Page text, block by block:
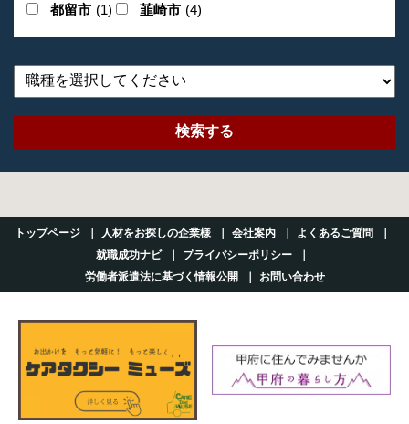
都留市 (1) 韮崎市 (4)
トップページ 人材をお探しの企業様 会社案内
よくあるご質問
就職成功ナビ
プライバシーポリシー
労働者派遣法に基づく情報公開
お問い合わせ